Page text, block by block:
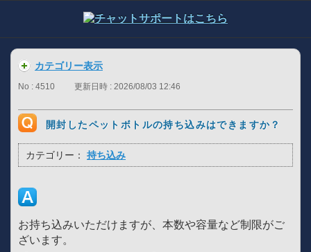
カテゴリー表示
No : 4510 更新日時 : 2026/08/03 12:46
開封したペットボトルの持ち込みはできますか？
カテゴリー： 持ち込み
お持ち込みいただけますが、本数や容量など制限がご
ざいます。